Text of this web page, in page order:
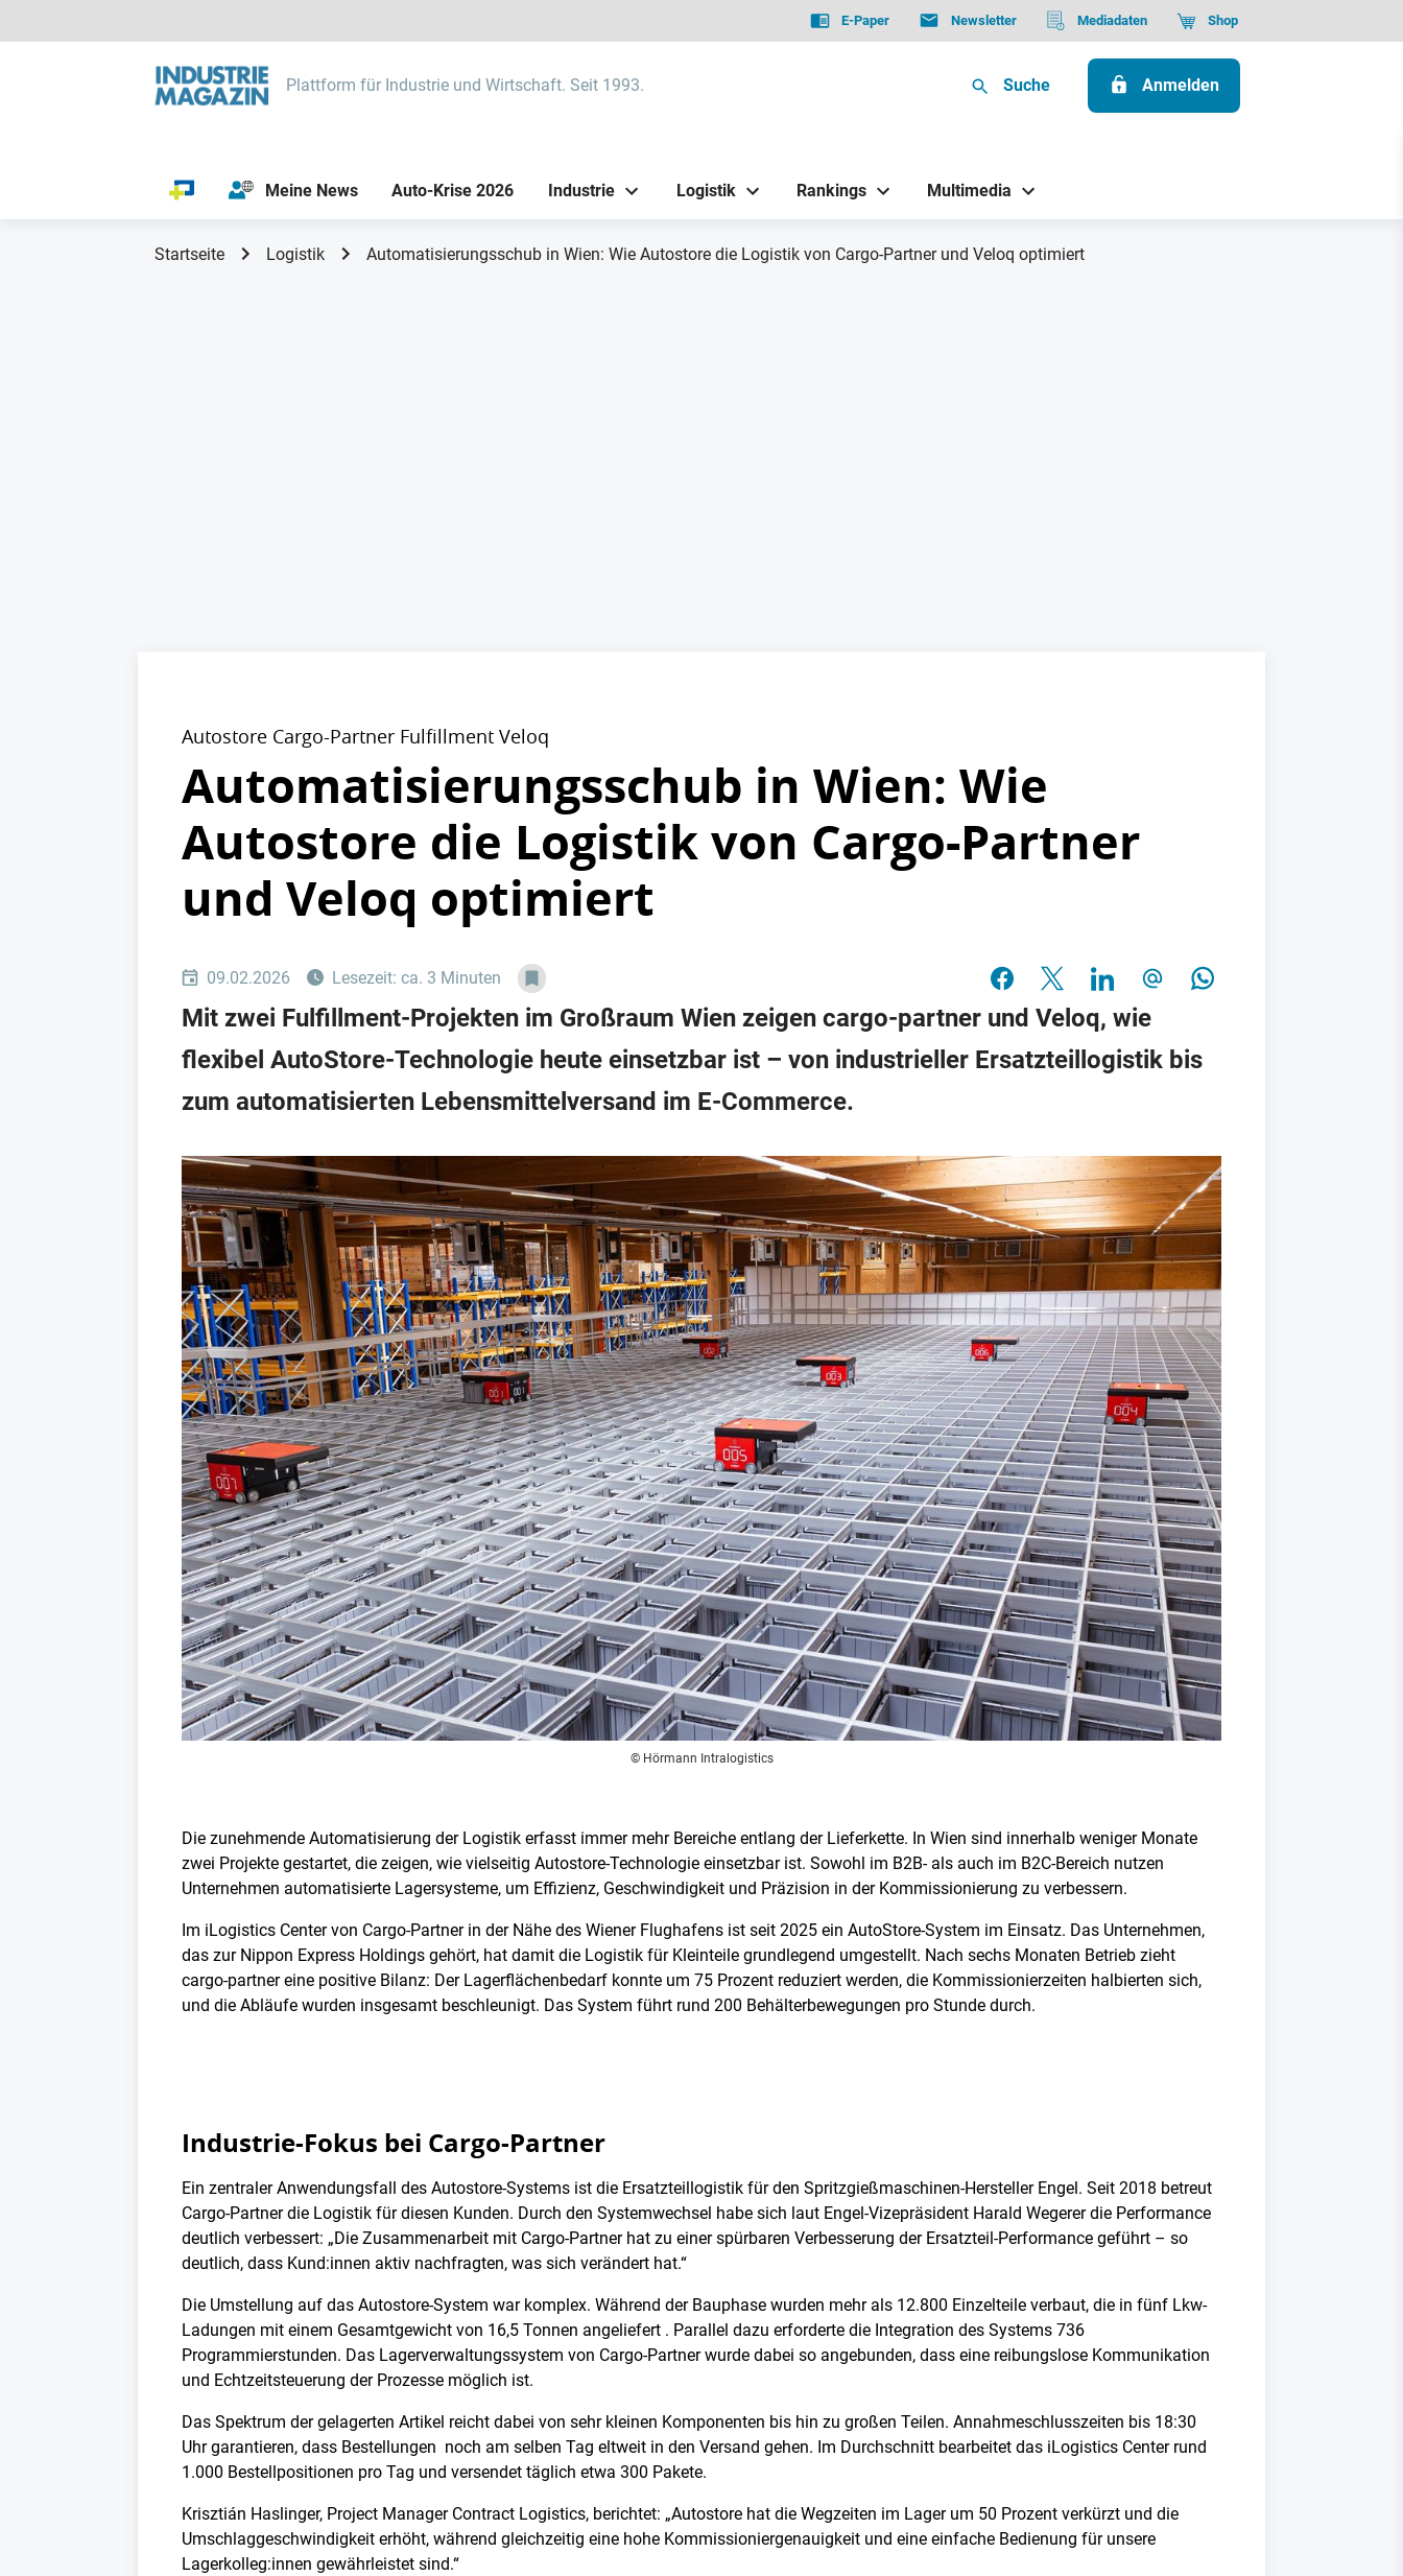
E-Paper Newsletter Mediadaten Shop
Plattform für Industrie und Wirtschaft. Seit 1993. Suche Anmelden
Meine News Auto-Krise 2026 Industrie Logistik Rankings Multimedia
Startseite Logistik Automatisierungsschub in Wien: Wie Autostore die Logistik von Cargo-Partner und Veloq optimiert
Autostore Cargo-Partner Fulfillment Veloq
Automatisierungsschub in Wien: Wie
Autostore die Logistik von Cargo-Partner
und Veloq optimiert
09.02.2026 Lesezeit: ca. 3 Minuten
Mit zwei Fulfillment-Projekten im Großraum Wien zeigen cargo-partner und Veloq, wie
flexibel AutoStore-Technologie heute einsetzbar ist – von industrieller Ersatzteillogistik bis
zum automatisierten Lebensmittelversand im E-Commerce.
© Hörmann Intralogistics
Die zunehmende Automatisierung der Logistik erfasst immer mehr Bereiche entlang der Lieferkette. In Wien sind innerhalb weniger Monate
zwei Projekte gestartet, die zeigen, wie vielseitig Autostore-Technologie einsetzbar ist. Sowohl im B2B- als auch im B2C-Bereich nutzen
Unternehmen automatisierte Lagersysteme, um Effizienz, Geschwindigkeit und Präzision in der Kommissionierung zu verbessern.
Im iLogistics Center von Cargo-Partner in der Nähe des Wiener Flughafens ist seit 2025 ein AutoStore-System im Einsatz. Das Unternehmen,
das zur Nippon Express Holdings gehört, hat damit die Logistik für Kleinteile grundlegend umgestellt. Nach sechs Monaten Betrieb zieht
cargo-partner eine positive Bilanz: Der Lagerflächenbedarf konnte um 75 Prozent reduziert werden, die Kommissionierzeiten halbierten sich,
und die Abläufe wurden insgesamt beschleunigt. Das System führt rund 200 Behälterbewegungen pro Stunde durch.
Industrie-Fokus bei Cargo-Partner
Ein zentraler Anwendungsfall des Autostore-Systems ist die Ersatzteillogistik für den Spritzgießmaschinen-Hersteller Engel. Seit 2018 betreut
Cargo-Partner die Logistik für diesen Kunden. Durch den Systemwechsel habe sich laut Engel-Vizepräsident Harald Wegerer die Performance
deutlich verbessert: „Die Zusammenarbeit mit Cargo-Partner hat zu einer spürbaren Verbesserung der Ersatzteil-Performance geführt – so
deutlich, dass Kund:innen aktiv nachfragten, was sich verändert hat.“
Die Umstellung auf das Autostore-System war komplex. Während der Bauphase wurden mehr als 12.800 Einzelteile verbaut, die in fünf Lkw-
Ladungen mit einem Gesamtgewicht von 16,5 Tonnen angeliefert . Parallel dazu erforderte die Integration des Systems 736
Programmierstunden. Das Lagerverwaltungssystem von Cargo-Partner wurde dabei so angebunden, dass eine reibungslose Kommunikation
und Echtzeitsteuerung der Prozesse möglich ist.
Das Spektrum der gelagerten Artikel reicht dabei von sehr kleinen Komponenten bis hin zu großen Teilen. Annahmeschlusszeiten bis 18:30
Uhr garantieren, dass Bestellungen noch am selben Tag eltweit in den Versand gehen. Im Durchschnitt bearbeitet das iLogistics Center rund
1.000 Bestellpositionen pro Tag und versendet täglich etwa 300 Pakete.
Krisztián Haslinger, Project Manager Contract Logistics, berichtet: „Autostore hat die Wegzeiten im Lager um 50 Prozent verkürzt und die
Umschlaggeschwindigkeit erhöht, während gleichzeitig eine hohe Kommissioniergenauigkeit und eine einfache Bedienung für unsere
Lagerkolleg:innen gewährleistet sind.“